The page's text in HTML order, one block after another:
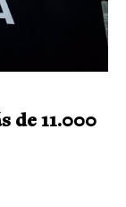
de 11.000